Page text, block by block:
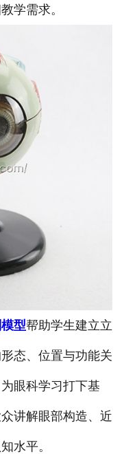
学需求。
型帮助学生建立立
态、位置与功能关
眼科学习打下基
讲解眼部构造、近
水平。